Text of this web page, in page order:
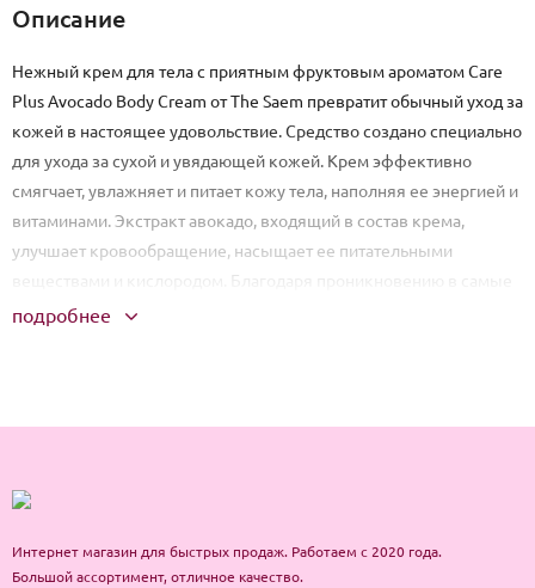
Описание
Нежный крем для тела с приятным фруктовым ароматом Care
Plus Avocado Body Cream от The Saem превратит обычный уход за
кожей в настоящее удовольствие. Средство создано специально
для ухода за сухой и увядающей кожей. Крем эффективно
смягчает, увлажняет и питает кожу тела, наполняя ее энергией и
витаминами. Экстракт авокадо, входящий в состав крема,
улучшает кровообращение, насыщает ее питательными
веществами и кислородом. Благодаря проникновению в самые
глубокие слои эпидермиса, экстракт авокадо способствует
экстракт меда. Он беспрепятственно проникает в поры, смягчая
Способ применения: После принятия душа на подсушенную
полотенцем кожу нанесите средство и распределите
деликатными движениями. Дождитесь впитывания.
подробнее
Интернет магазин для быстрых продаж. Работаем с 2020 года.
Большой ассортимент, отличное качество.